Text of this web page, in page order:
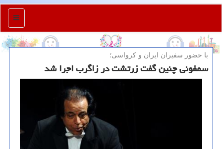
منو
با حضور سفیران ایران و كرواسی؛
سمفونی چنین گفت زرتشت در زاگرب اجرا شد